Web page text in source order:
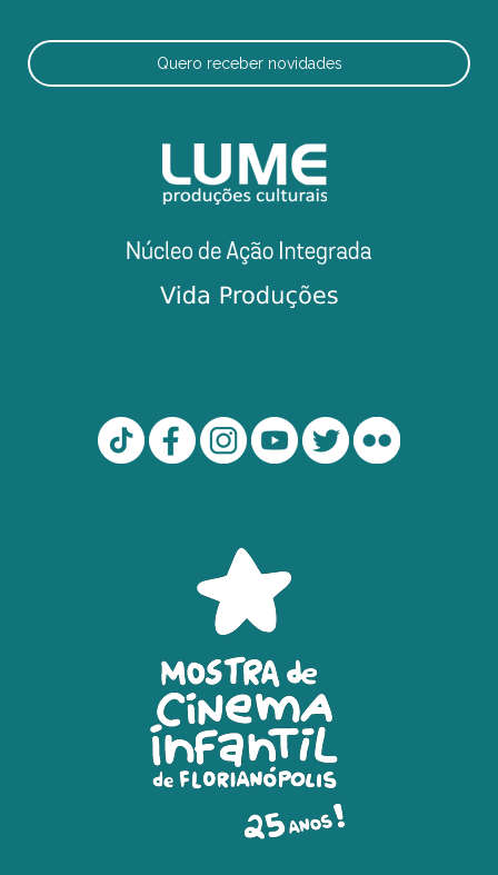
Quero receber novidades